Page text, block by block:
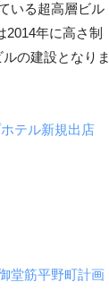
いる超高層ビル
2014年に高さ制
の建設となりま
テル新規出店
堂筋平野町計画